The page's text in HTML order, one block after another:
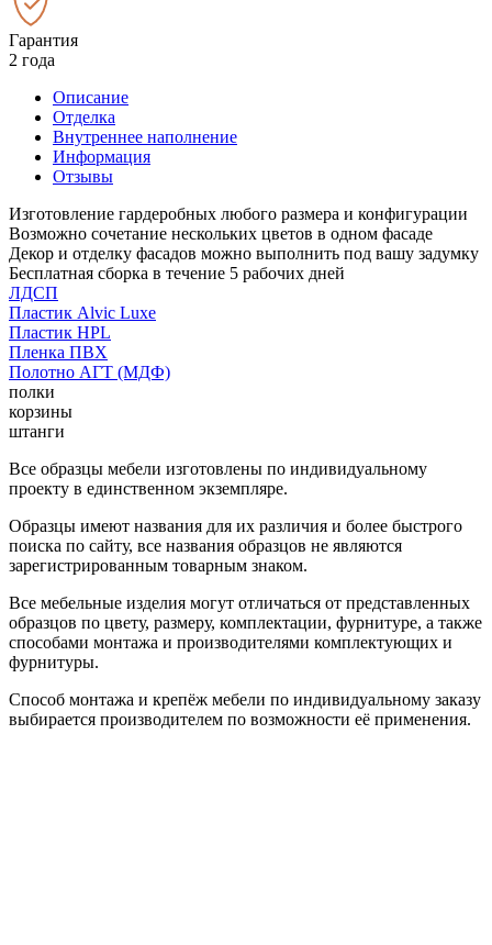
Гарантия
2 года
Описание
Отделка
Внутреннее наполнение
Информация
Отзывы
Изготовление гардеробных любого размера и конфигурации
Возможно сочетание нескольких цветов в одном фасаде
Декор и отделку фасадов можно выполнить под вашу задумку
Бесплатная сборка в течение 5 рабочих дней
ЛДСП
Пластик Alvic Luxe
Пластик HPL
Пленка ПВХ
Полотно АГТ (МДФ)
полки
корзины
штанги
Все образцы мебели изготовлены по индивидуальному
проекту в единственном экземпляре.
Образцы имеют названия для их различия и более быстрого
поиска по сайту, все названия образцов не являются
зарегистрированным товарным знаком.
Все мебельные изделия могут отличаться от представленных
образцов по цвету, размеру, комплектации, фурнитуре, а также
способами монтажа и производителями комплектующих и
фурнитуры.
Способ монтажа и крепёж мебели по индивидуальному заказу
выбирается производителем по возможности её применения.